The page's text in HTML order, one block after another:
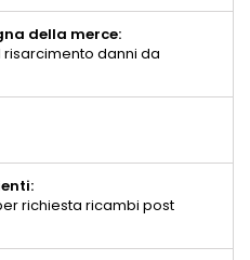
della merce:
danni da
richiesta ricambi post